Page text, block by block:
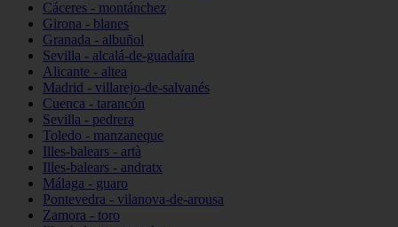
Cáceres - montánchez
Girona - blanes
Granada - albuñol
Sevilla - alcalá-de-guadaíra
Alicante - altea
Madrid - villarejo-de-salvanés
Cuenca - tarancón
Sevilla - pedrera
Toledo - manzaneque
Illes-balears - artà
Illes-balears - andratx
Málaga - guaro
Pontevedra - vilanova-de-arousa
Zamora - toro